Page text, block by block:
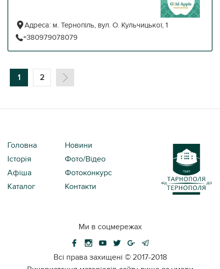
Адреса: м. Тернопіль, вул. О. Кульчицької, 1
+380979078079
1 2
Головна
Новини
Історія
Фото/Відео
Афіша
Фотоконкурс
Каталог
Контакти
Ми в соцмережах
Всі права захищені © 2017-2018